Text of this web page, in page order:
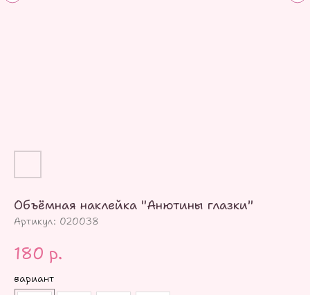
Объёмная наклейка "Анютины глазки"
Артикул: 020038
180 р.
вариант